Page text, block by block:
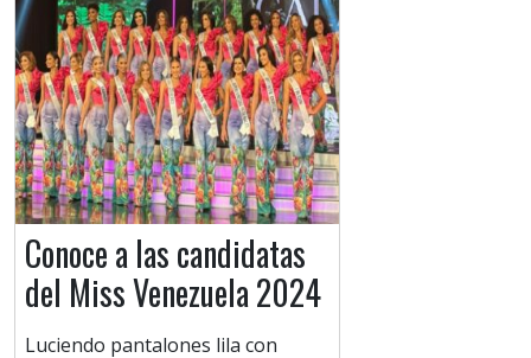
Conoce a las candidatas
del Miss Venezuela 2024
Luciendo pantalones lila con